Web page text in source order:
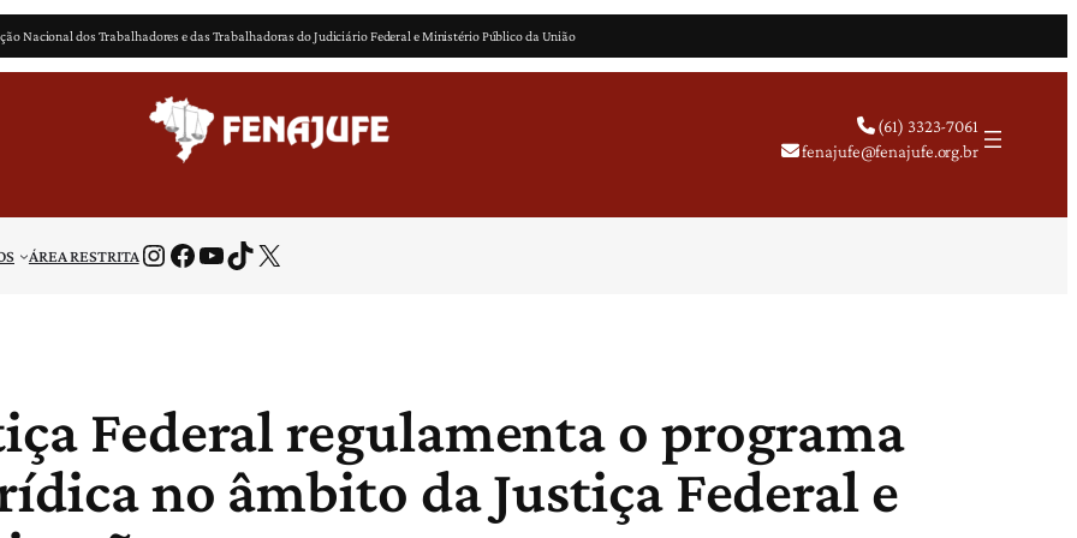
Nacional dos Trabalhadores e das Trabalhadoras do Judiciário Federal e Ministério Público da União
(61) 3323-7061
fenajufe@fenajufe.org.br
ÁREA RESTRITAInstagram Facebook Youtube TikTok X
Federal regulamenta o programa
no âmbito da Justiça Federal e